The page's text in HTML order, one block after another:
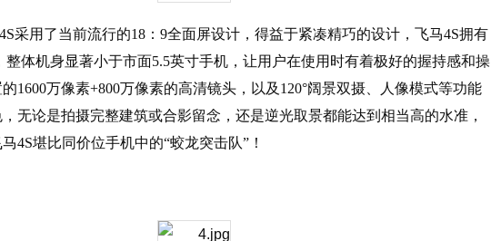
4S采用了当前流行的18 ： 9全面屏设计，得益于紧凑精巧的设计，飞马4S拥有
整体机身显著小于市面5.5英寸手机，让用户在使用时有着极好的握持感和操
1600万像素+800万像素的高清镜头，以及 120°阔景双摄、人像模式等功能
无论是拍摄完整建筑或合影留念，还是逆光取景都能达到相当高的水准，
4S堪比同价位手机中的“蛟龙突击队”！